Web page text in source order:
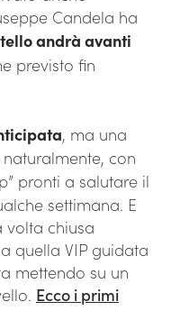
Candela ha
andrà avanti
previsto fin
, ma una
con
pronti a salutare il
settimana. E
volta chiusa
quella VIP guidata
mettendo su un
Ecco i primi